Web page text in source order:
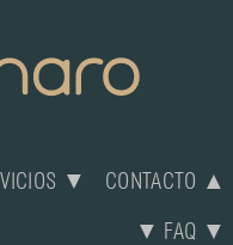
▼ CONTACTO ▲
▼ FAQ ▼